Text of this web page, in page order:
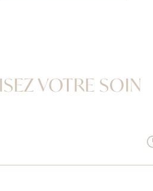
VOTRE SOIN